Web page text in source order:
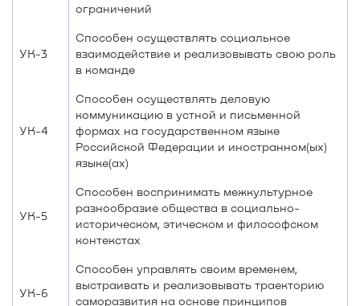
ограничений
УК-3
Способен осуществлять социальное
взаимодействие и реализовывать свою роль
в команде
УК-4
Способен осуществлять деловую
коммуникацию в устной и письменной
формах на государственном языке
Российской Федерации и иностранном(ых)
языке(ах)
УК-5
Способен воспринимать межкультурное
разнообразие общества в социально-
историческом, этическом и философском
контекстах
УК-6
Способен управлять своим временем,
выстраивать и реализовывать траекторию
саморазвития на основе принципов